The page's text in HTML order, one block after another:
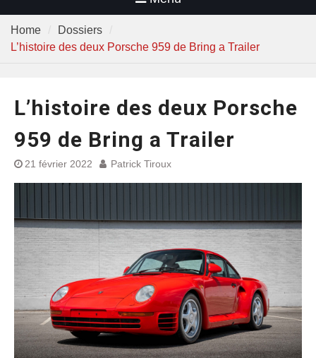
Home
Dossiers
L’histoire des deux Porsche 959 de Bring a Trailer
L’histoire des deux Porsche
959 de Bring a Trailer
21 février 2022 Patrick Tiroux